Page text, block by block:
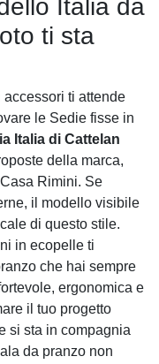
Italia da
ti sta
ti attende
le Sedie fisse in
Italia di Cattelan
della marca,
Rimini. Se
il modello visibile
di questo stile.
in ecopelle ti
che hai sempre
ergonomica e
il tuo progetto
si sta in compagnia
da pranzo non